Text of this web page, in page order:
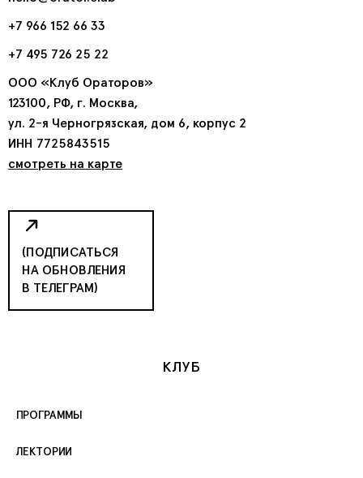
+7 966 152 66 33
+7 495 726 25 22
ООО «Клуб Ораторов»
123100, РФ, г. Москва,
ул. 2-я Черногрязская, дом 6, корпус 2
ИНН 7725843515
смотреть на карте
(ПОДПИСАТЬСЯ
НА ОБНОВЛЕНИЯ
В ТЕЛЕГРАМ)
КЛУБ
ПРОГРАММЫ
ЛЕКТОРИИ